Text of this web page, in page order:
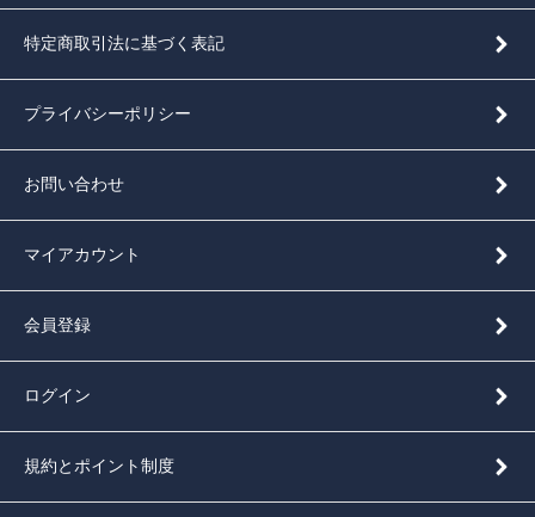
特定商取引法に基づく表記
プライバシーポリシー
お問い合わせ
マイアカウント
会員登録
ログイン
規約とポイント制度